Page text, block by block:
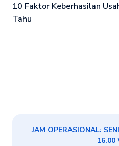
10 Faktor Keberhasilan
Tahu
JAM OPERASIONAL:
16.00